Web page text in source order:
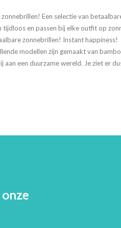
Een selectie van
tijdloos en passen bij elke outfit op
zonnebrillen! Instant happiness!
modellen zijn gemaakt van
aan een duurzame wereld. Je ziet er